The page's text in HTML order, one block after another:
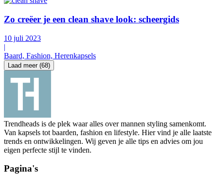
Zo creëer je een clean shave look: scheergids
10 juli 2023
|
Baard, Fashion, Herenkapsels
Laad meer (68)
Trendheads is de plek waar alles over mannen styling samenkomt.
Van kapsels tot baarden, fashion en lifestyle. Hier vind je alle laatste
trends en ontwikkelingen. Wij geven je alle tips en advies om jou
eigen perfecte stijl te vinden.
Pagina's